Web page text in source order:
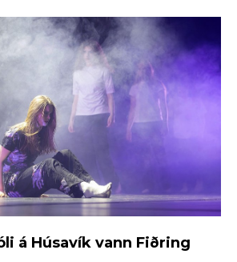
á Húsavík vann Fiðring